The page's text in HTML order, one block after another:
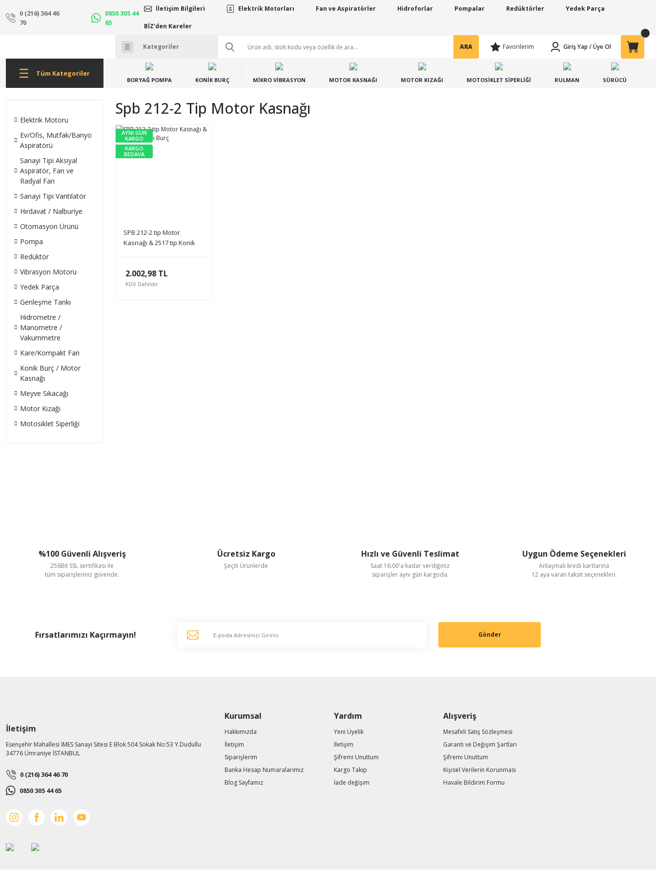
0 (216) 364 46
70
0850 305 44
65
İletişim Bilgileri Elektrik Motorları Fan ve Aspiratörler Hidroforlar Pompalar Redüktörler Yedek Parça
BİZ'den Kareler
ARA Favorilerim Giriş Yap /Üye Ol
Tüm Kategoriler
BORYAĞ POMPA KONİK BURÇ MİKRO VİBRASYON MOTOR KASNAĞI MOTOR KIZAĞI MOTOSİKLET SİPERLİĞİ RULMAN SÜRÜCÜ
Elektrik Motoru
Ev/Ofis, Mutfak/Banyo
Aspiratörü
Sanayi Tipi Aksiyal
Aspiratör, Fan ve
Radyal Fan
Sanayi Tipi Vantilatör
Hırdavat / Nalburiye
Otomasyon Ürünü
Pompa
Redüktör
Vibrasyon Motoru
Yedek Parça
Genleşme Tankı
Hidrometre /
Manometre /
Vakummetre
Kare/Kompakt Fan
Konik Burç / Motor
Kasnağı
Meyve Sıkacağı
Motor Kızağı
Motosiklet Siperliği
Spb 212-2 Tip Motor Kasnağı
AYNI GÜN
KARGO
KARGO
BEDAVA
SPB 212-2 tip Motor
Kasnağı & 2517 tip Konik
2.002,98 TL
KDV Dahildir
%100 Güvenli Alışveriş
256Bit SSL sertifikası ile
tüm siparişleriniz güvende.
Ücretsiz Kargo
Şeçili Ürünlerde
Hızlı ve Güvenli Teslimat
Saat 16:00'a kadar verdiğiniz
siparişler aynı gün kargoda.
Uygun Ödeme Seçenekleri
Anlaşmalı kredi kartlarına
12 aya varan taksit seçenekleri.
Fırsatlarımızı Kaçırmayın! Gönder
İletişim
Esenşehir Mahallesi İMES Sanayi Sitesi E Blok 504 Sokak No:53 Y.Dudullu
34776 Ümraniye İSTANBUL
0 (216) 364 46 70
0850 305 44 65
Kurumsal
Hakkımızda
İletişim
Siparişlerim
Banka Hesap Numaralarımız
Blog Sayfamız
Yardım
Yeni Üyelik
İletişim
Şifremi Unuttum
Kargo Takip
İade değişim
Alışveriş
Mesafeli Satış Sözleşmesi
Garanti ve Değişim Şartları
Şifremi Unuttum
Kişisel Verilerin Korunması
Havale Bildirim Formu